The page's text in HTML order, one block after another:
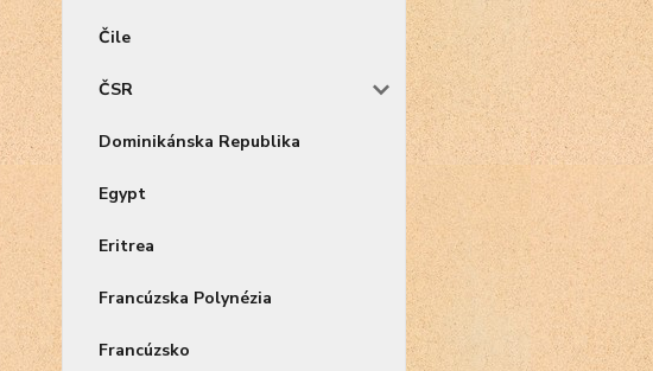
Čile
ČSR
Dominikánska Republika
Egypt
Eritrea
Francúzska Polynézia
Francúzsko